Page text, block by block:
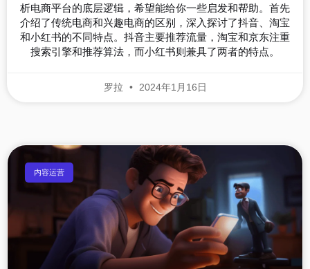
析电商平台的底层逻辑，希望能给你一些启发和帮助。首先
介绍了传统电商和兴趣电商的区别，深入探讨了抖音、淘宝
和小红书的不同特点。抖音主要推荐流量，淘宝和京东注重
搜索引擎和推荐算法，而小红书则兼具了两者的特点。
罗拉 2024年1月16日
内容运营